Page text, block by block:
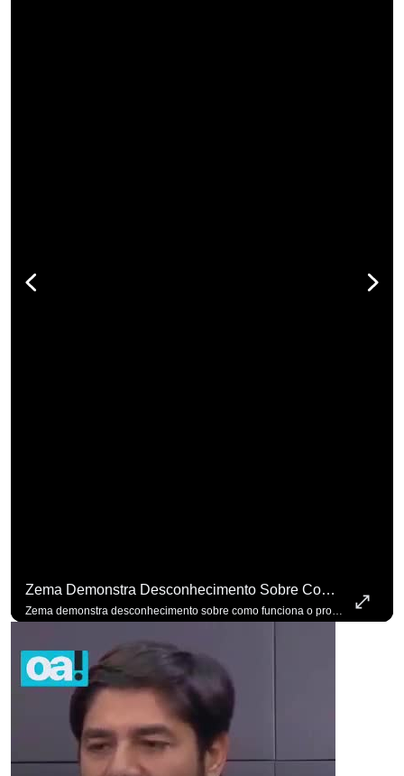
Zema Demonstra Desconhecimento Sobre Como Funciona O Processo De Mudança Das Leis. #OAntagonista
Zema demonstra desconhecimento sobre como funciona o processo de mudança das leis. #OAntagonista Se você busca informação com credibilidade, inscreva-se agora e ative o